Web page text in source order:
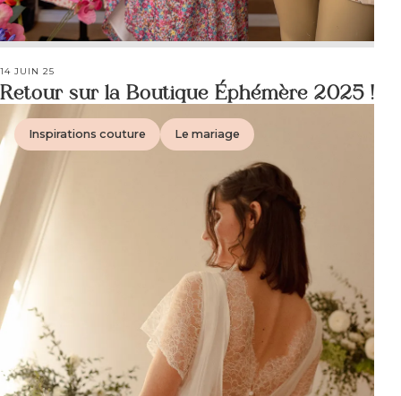
14 JUIN 25
Retour sur la Boutique Éphémère 2025 !
Inspirations couture Le mariage